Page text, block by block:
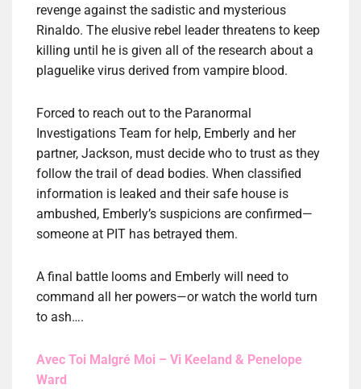
revenge against the sadistic and mysterious
Rinaldo. The elusive rebel leader threatens to keep
killing until he is given all of the research about a
plaguelike virus derived from vampire blood.
Forced to reach out to the Paranormal
Investigations Team for help, Emberly and her
partner, Jackson, must decide who to trust as they
follow the trail of dead bodies. When classified
information is leaked and their safe house is
ambushed, Emberly’s suspicions are confirmed—
someone at PIT has betrayed them.
A final battle looms and Emberly will need to
command all her powers—or watch the world turn
to ash….
Avec Toi Malgré Moi – Vi Keeland & Penelope
Ward